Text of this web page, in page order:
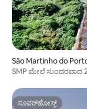
São Martinho do
SMP ಮೇಲೆ
ಸೂಪರ್‌ಹೋಸ್ಟ್